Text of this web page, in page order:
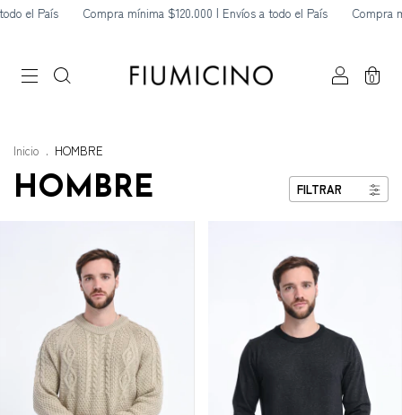
mínima $120.000 | Envíos a todo el País Compra mínima $120.000 |
0
Inicio . HOMBRE
HOMBRE FILTRAR